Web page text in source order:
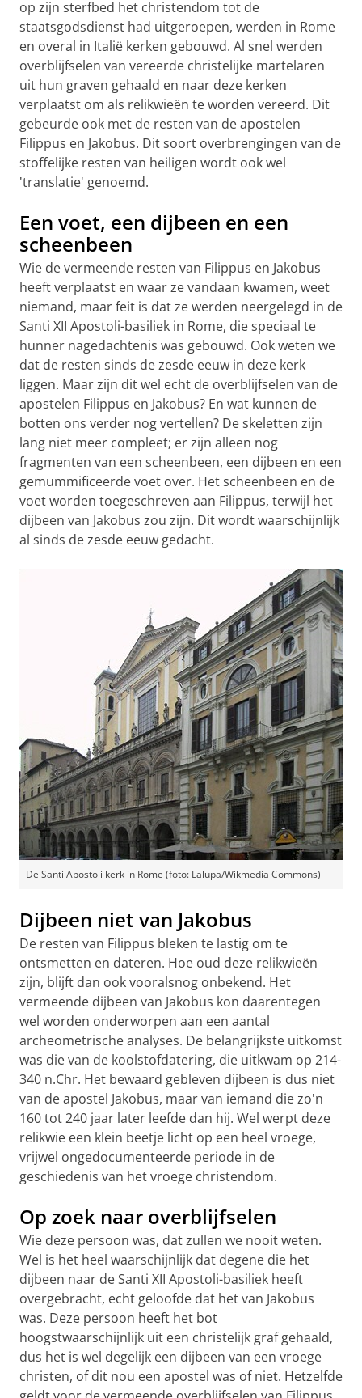
op zijn sterfbed het christendom tot de
staatsgodsdienst had uitgeroepen, werden in Rome
en overal in Italië kerken gebouwd. Al snel werden
overblijfselen van vereerde christelijke martelaren
uit hun graven gehaald en naar deze kerken
verplaatst om als relikwieën te worden vereerd. Dit
gebeurde ook met de resten van de apostelen
Filippus en Jakobus. Dit soort overbrengingen van de
stoffelijke resten van heiligen wordt ook wel
'translatie' genoemd.
Een voet, een dijbeen en een
scheenbeen
Wie de vermeende resten van Filippus en Jakobus
heeft verplaatst en waar ze vandaan kwamen, weet
niemand, maar feit is dat ze werden neergelegd in de
Santi XII Apostoli-basiliek in Rome, die speciaal te
hunner nagedachtenis was gebouwd. Ook weten we
dat de resten sinds de zesde eeuw in deze kerk
liggen. Maar zijn dit wel echt de overblijfselen van de
apostelen Filippus en Jakobus? En wat kunnen de
botten ons verder nog vertellen? De skeletten zijn
lang niet meer compleet; er zijn alleen nog
fragmenten van een scheenbeen, een dijbeen en een
gemummificeerde voet over. Het scheenbeen en de
voet worden toegeschreven aan Filippus, terwijl het
dijbeen van Jakobus zou zijn. Dit wordt waarschijnlijk
al sinds de zesde eeuw gedacht.
De Santi Apostoli kerk in Rome (foto: Lalupa/Wikmedia Commons)
Dijbeen niet van Jakobus
De resten van Filippus bleken te lastig om te
ontsmetten en dateren. Hoe oud deze relikwieën
zijn, blijft dan ook vooralsnog onbekend. Het
vermeende dijbeen van Jakobus kon daarentegen
wel worden onderworpen aan een aantal
archeometrische analyses. De belangrijkste uitkomst
was die van de koolstofdatering, die uitkwam op 214-
340 n.Chr. Het bewaard gebleven dijbeen is dus niet
van de apostel Jakobus, maar van iemand die zo'n
160 tot 240 jaar later leefde dan hij. Wel werpt deze
relikwie een klein beetje licht op een heel vroege,
vrijwel ongedocumenteerde periode in de
geschiedenis van het vroege christendom.
Op zoek naar overblijfselen
Wie deze persoon was, dat zullen we nooit weten.
Wel is het heel waarschijnlijk dat degene die het
dijbeen naar de Santi XII Apostoli-basiliek heeft
overgebracht, echt geloofde dat het van Jakobus
was. Deze persoon heeft het bot
hoogstwaarschijnlijk uit een christelijk graf gehaald,
dus het is wel degelijk een dijbeen van een vroege
christen, of dit nou een apostel was of niet. Hetzelfde